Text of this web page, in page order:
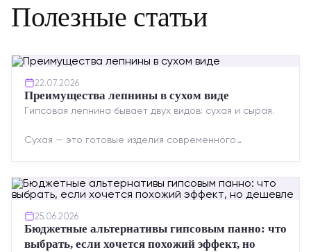
Полезные статьи
22.07.2026
Преимущества лепнины в сухом виде
Гипсовая лепнина бывает двух видов: сухая и сырая.
Сухая — это готовые изделия современного
25.06.2026
Бюджетные альтернативы гипсовым панно: что
выбрать, если хочется похожий эффект, но